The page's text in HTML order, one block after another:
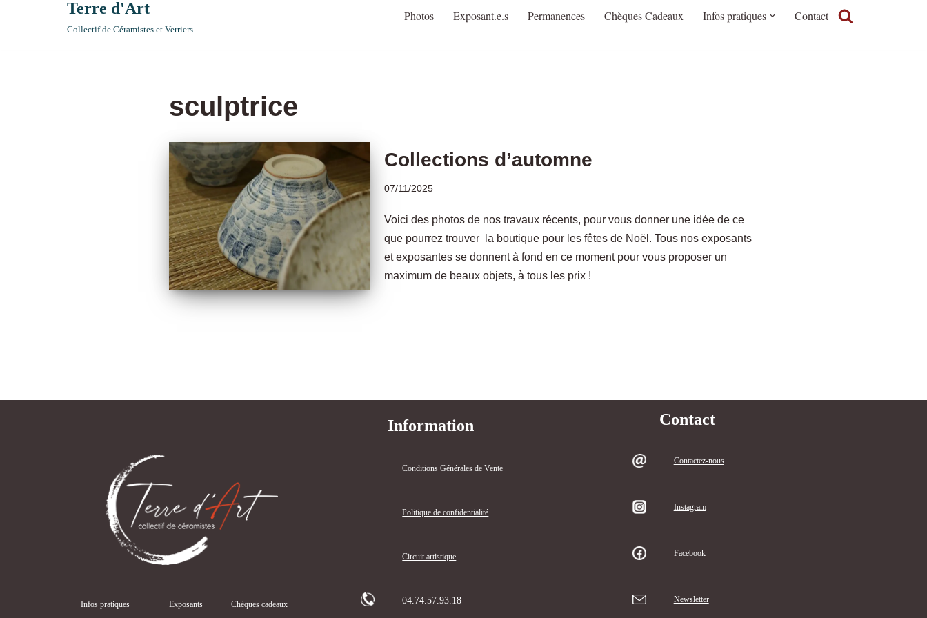
Terre d'Art
Collectif de Céramistes et Verriers
Photos Exposant.e.s Permanences Chèques Cadeaux Infos pratiques Contact
sculptrice
Collections d’automne
07/11/2025
Voici des photos de nos travaux récents, pour vous donner une idée de ce
que pourrez trouver la boutique pour les fêtes de Noël. Tous nos exposants
et exposantes se donnent à fond en ce moment pour vous proposer un
maximum de beaux objets, à tous les prix !
Infos pratiques Exposants Chèques cadeaux
Information
Conditions Générales de Vente
Politique de confidentialité
Circuit artistique
04.74.57.93.18
Contact
Contactez-nous
Instagram
Facebook
Newsletter